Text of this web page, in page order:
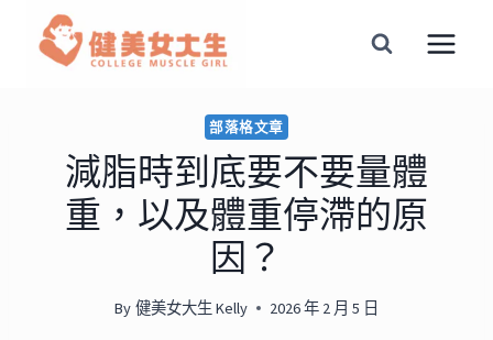
部落格文章
減脂時到底要不要量體
重，以及體重停滯的原
因？
By 健美女大生 Kelly 2026 年 2 月 5 日